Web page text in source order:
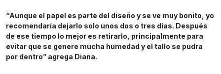
“Aunque el papel es parte del diseño y se ve muy bonito, yo
recomendaría dejarlo solo unos dos o tres días. Después
de ese tiempo lo mejor es retirarlo, principalmente para
evitar que se genere mucha humedad y el tallo se pudra
por dentro” agrega Diana.